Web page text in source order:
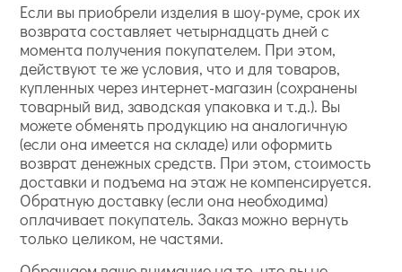
Если вы приобрели изделия в шоу-руме, срок их
возврата составляет четырнадцать дней с
момента получения покупателем. При этом,
действуют те же условия, что и для товаров,
купленных через интернет-магазин (сохранены
товарный вид, заводская упаковка и т.д.). Вы
можете обменять продукцию на аналогичную
(если она имеется на складе) или оформить
возврат денежных средств. При этом, стоимость
доставки и подъема на этаж не компенсируется.
Обратную доставку (если она необходима)
оплачивает покупатель. Заказ можно вернуть
только целиком, не частями.